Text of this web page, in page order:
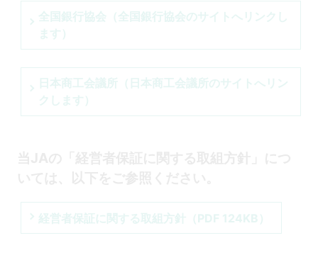
全国銀行協会（全国銀行協会のサイトへリンクし
ます）
日本商工会議所（日本商工会議所のサイトへリン
クします）
経営者保証に関する取組方針（PDF 124KB）